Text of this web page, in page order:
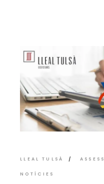
LLEAL TULSÀ
NOTÍCIES